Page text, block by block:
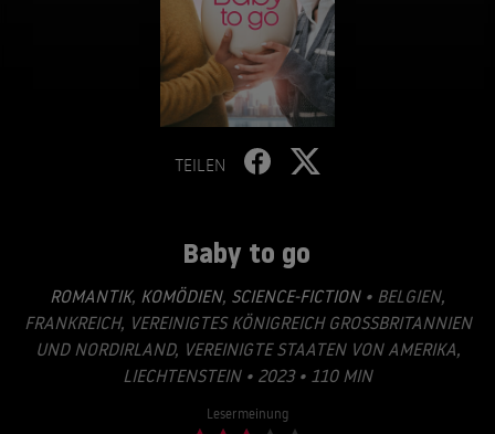
TEILEN
Baby to go
ROMANTIK, KOMÖDIEN, SCIENCE-FICTION• BELGIEN,
FRANKREICH, VEREINIGTES KÖNIGREICH GROSSBRITANNIEN U
ND NORDIRLAND, VEREINIGTE STAATEN VON AMERIKA, L
IECHTENSTEIN • 2023 • 110 MIN
Lesermeinung